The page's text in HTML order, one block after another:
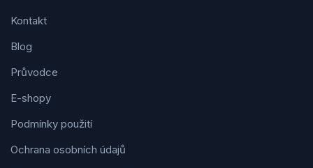
Kontakt
Blog
Průvodce
E-shopy
Podmínky použití
Ochrana osobních údajů